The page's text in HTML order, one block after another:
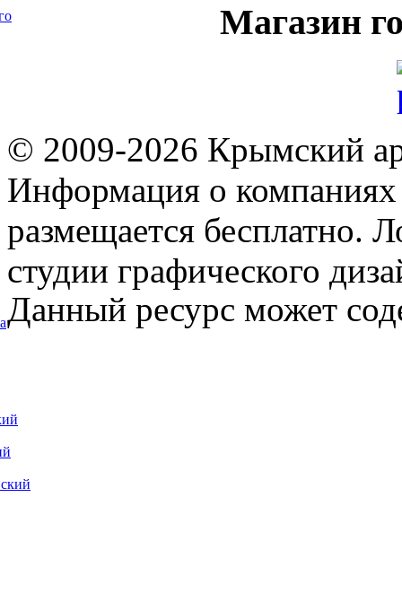
Магазин
© 2009-2026 Крымский
Информация о компаниях
размещается бесплатно.
студии графического
Данный ресурс может